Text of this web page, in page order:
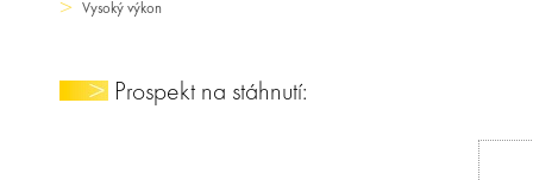
Vysoký výkon
Prospekt na stáhnutí: